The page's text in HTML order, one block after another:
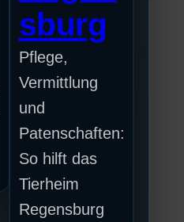
sburg
Pflege,
Vermittlung
und
Patenschaften:
So hilft das
Tierheim
Regensburg